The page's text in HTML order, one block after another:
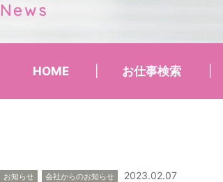
News
HOME お仕事検索
お知らせ 会社からのお知らせ 2023.02.07